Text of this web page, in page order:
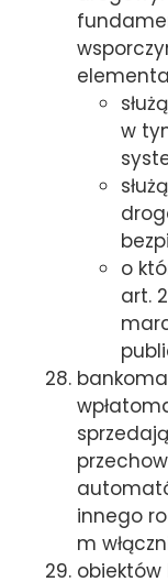
w
o
art.
innego
m
obiektów